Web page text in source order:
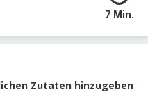
7 Min.
Zutaten hinzugeben